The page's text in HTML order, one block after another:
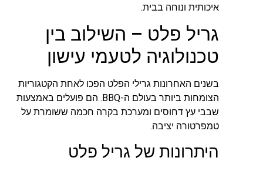
איכותית ונוחה בבית.
גריל פלט – השילוב בין
טכנולוגיה לטעמי עישון
בשנים האחרונות גרילי הפלט הפכו לאחת הקטגוריות
הצומחות ביותר בעולם ה-BBQ. הם פועלים באמצעות
שבבי עץ דחוסים ומערכת בקרה חכמה ששומרת על
טמפרטורה יציבה.
היתרונות של גריל פלט